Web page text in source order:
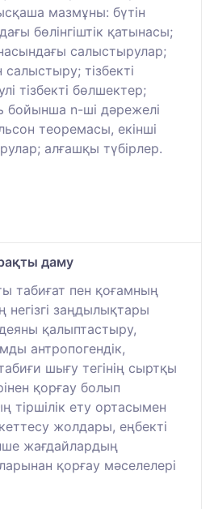
мазмұны: бүтін
бөлінгіштік қатынасы;
салыстырулар;
салыстыру; тізбекті
тізбекті бөлшектер;
бойынша n-ші дәрежелі
теоремасы, екінші
алғашқы түбірлер.
даму
табиғат пен қоғамның
заңдылықтары
қалыптастыру,
антропогендік,
шығу тегінің сыртқы
қорғау болып
тіршілік ету ортасымен
жолдары, еңбекті
жағдайлардың
қорғау мәселелері